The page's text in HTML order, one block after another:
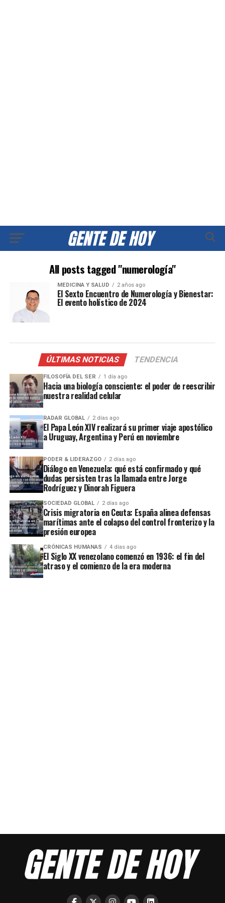
All posts tagged "numerología"
MEDICINA Y SALUD 2 años ago
El Sexto Encuentro de Numerología y Bienestar:
El evento holístico de 2024
ÚLTIMAS NOTICIAS TENDENCIA
FILOSOFÍA DEL SER 1 día ago
Hacia una biología consciente: el poder de reescribir
nuestra realidad celular
RADAR GLOBAL 2 días ago
El Papa León XIV realizará su primer viaje apostólico
a Uruguay, Argentina y Perú en noviembre
PODER & LIDERAZGO 2 días ago
Diálogo en Venezuela: qué está confirmado y qué
dudas persisten tras la llamada entre Jorge
Rodríguez y Dinorah Figuera
SOCIEDAD GLOBAL 2 días ago
Crisis migratoria en Ceuta: España alinea defensas
marítimas ante el colapso del control fronterizo y la
presión europea
CRÓNICAS HUMANAS 4 días ago
El Siglo XX venezolano comenzó en 1936: el fin del
atraso y el comienzo de la era moderna